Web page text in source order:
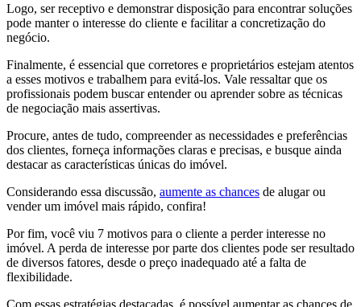
Logo, ser receptivo e demonstrar disposição para encontrar soluções
pode manter o interesse do cliente e facilitar a concretização do
negócio.
Finalmente, é essencial que corretores e proprietários estejam atentos
a esses motivos e trabalhem para evitá-los. Vale ressaltar que os
profissionais podem buscar entender ou aprender sobre as técnicas
de negociação mais assertivas.
Procure, antes de tudo, compreender as necessidades e preferências
dos clientes, forneça informações claras e precisas, e busque ainda
destacar as características únicas do imóvel.
Considerando essa discussão, aumente as chances de alugar ou
vender um imóvel mais rápido, confira!
Por fim, você viu 7 motivos para o cliente a perder interesse no
imóvel. A perda de interesse por parte dos clientes pode ser resultado
de diversos fatores, desde o preço inadequado até a falta de
flexibilidade.
Com essas estratégias destacadas, é possível aumentar as chances de